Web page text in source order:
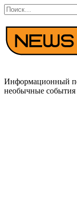
Перейти
к
содержанию
Search
for:
Информационный
необычные